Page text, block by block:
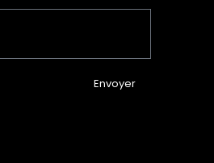
Envoyer